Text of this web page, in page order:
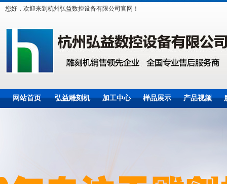
您好，欢迎来到杭州弘益数控设备有限公司官网！
网站首页 弘益雕刻机 加工中心 样品展示 产品视频